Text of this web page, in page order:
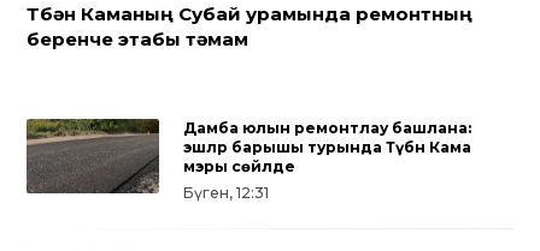
Түбән Каманың Субай урамында ремонтның
беренче этабы тәмам
Дамба юлын ремонтлау башлана:
эшләр барышы турында Түбән Кама
мэры сөйләде
Бүген, 12:31